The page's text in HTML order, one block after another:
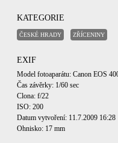
KATEGORIE
ČESKÉ HRADY ZŘÍCENINY
EXIF
Model fotoaparátu: Canon EOS
Čas závěrky: 1/60 sec
Clona: f/22
ISO: 200
Datum vytvoření: 11.7.2009 16:28
Ohnisko: 17 mm